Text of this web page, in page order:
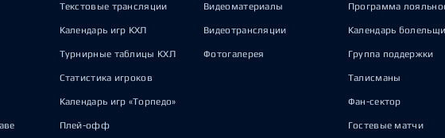
Текстовые трансляции
Календарь игр КХЛ
Турнирные таблицы КХЛ
Статистика игроков
Календарь игр «Торпедо»
Плей-офф
Видеоматериалы
Видеотрансляции
Фотогалерея
Программа
Календарь
Группа поддержки
Талисманы
Фан-сектор
Гостевые матчи